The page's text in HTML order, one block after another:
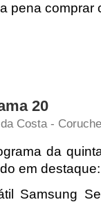
pena comprar
20
Costa -
da
em destaque:
Samsung